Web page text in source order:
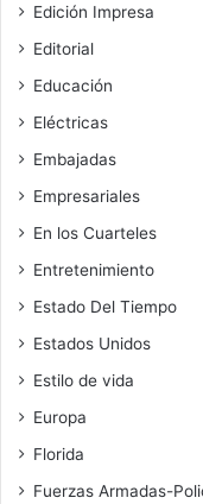
Edición Impresa
Editorial
Educación
Eléctricas
Embajadas
Empresariales
En los Cuarteles
Entretenimiento
Estado Del Tiempo
Estados Unidos
Estilo de vida
Europa
Florida
Fuerzas Armadas-